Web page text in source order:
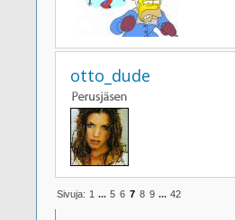
otto_dude
Sivuja: 1 ... 5 6 7 8 9 ... 42